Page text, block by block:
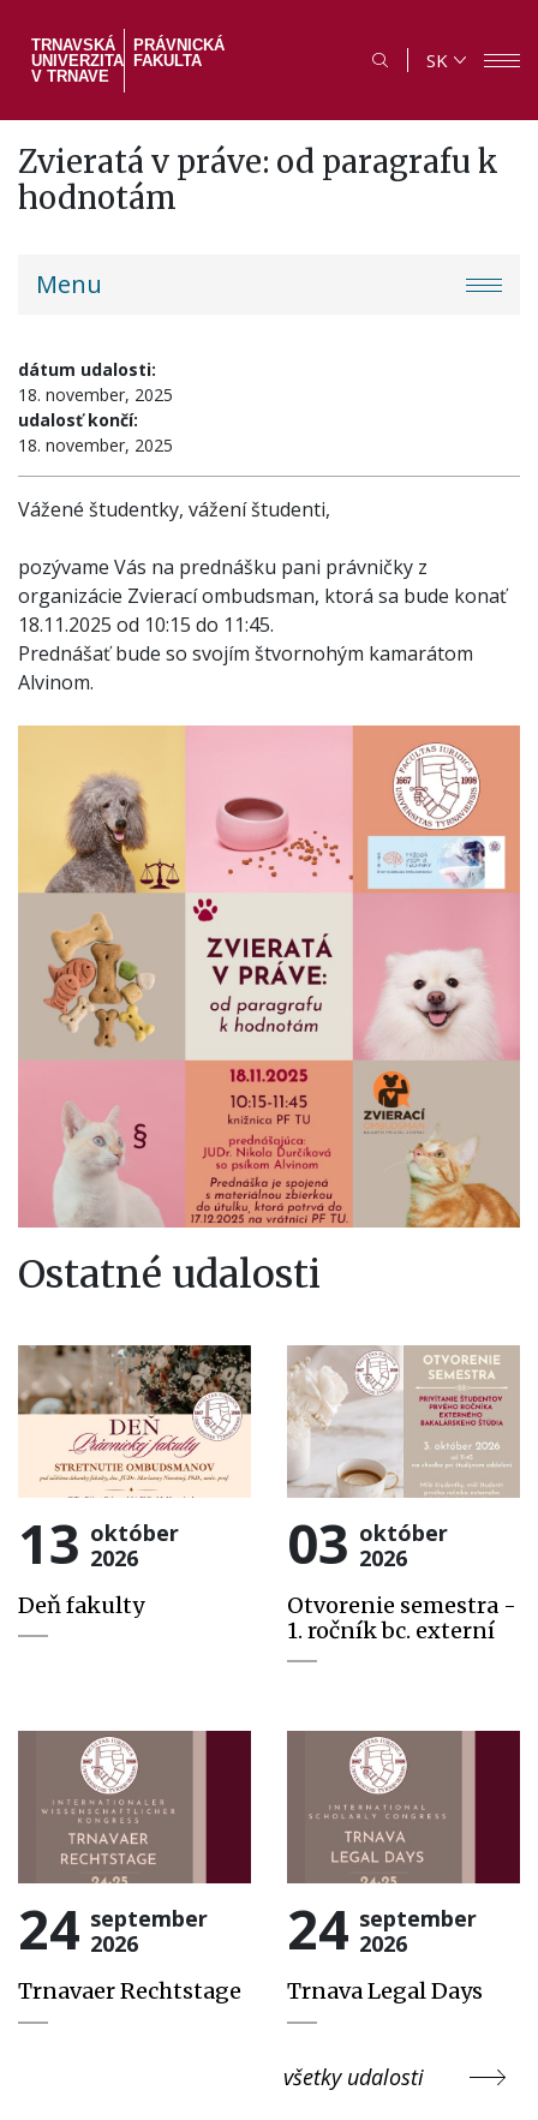
hlavný
TRNAVSKÁ
UNIVERZITA
V TRNAVE
PRÁVNICKÁ
FAKULTA
SK
Zvieratá v práve: od paragrafu k
hodnotám
PF
Menu
Vážené študentky, vážení študenti,
pozývame Vás na prednášku pani právničky z
organizácie Zvierací ombudsman, ktorá sa bude konať
18.11.2025 od 10:15 do 11:45.
Prednášať bude so svojím štvornohým kamarátom
Alvinom.
dátum udalosti:
18. november, 2025
udalosť končí:
18. november, 2025
Ostatné udalosti
13 október
2026
Deň fakulty
03 október
2026
Otvorenie semestra -
1. ročník bc. externí
24 september
2026
Trnavaer Rechtstage
24 september
2026
Trnava Legal Days
všetky udalosti